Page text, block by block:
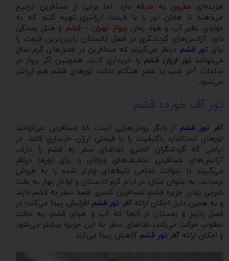
هزینه‌ایمقرون به صرفه دارد. اما برخی از مسافرین ترجیح
می‌دهند تا همان تور را با قیمت ارزانتری تهیه کنند که به
مواردی نظیر آب و هوا، زمان پرواز تهران – قشم و هتل بستگی
دارد. آژانس‌های گردشگری در فصل تابستان پایین‌ترین قیمت را
برای تور قشم درنظر می‌گیرند که مسافرین در فصل‌های گرم سال
می‌توانند تور ارزان قشم را خریداری کنند. همچنین اگر پرواز در
ساعات آخر شب یا عصر هنگام باشد، تورهای قشم هم ارزانتر
می‌شود.
تور آف خورده قشم
آفر تور قشم از دیگر روش‌هایی است که مسافرین می‌توانند
تورهای استاندارد باکیفیت را با قیمتی ارزان خریداری کنند. در
ایامی که گردشگران کمتری تقاضای سفر به قشم را دارند،
آژانس‌های مسافرتی تخفیف‌های ویژه‌ای را برای تورها درنظر
می‌گیرند تا بتوانند تمامی بلیط‌های چارتر شده را به فروش
برسانند. به عنوان مثال: در ایام گرم تابستان و اواخر بهار به علت
شرجی بودن جزیره قشم، مسافرین کمتری قصد سفر به قشم دارند
و به همین دلیل امکان ارائهآفر تور قشم افزایش پیدا می‌کند؛ در
فصل پاییز و زمستان از آنجا که آب و هوای قشم، به حالت
مطلوب حرکت می‌کند، تقاضای سفر به این جزیره بیشتر می‌شود
و امکان ارائه آفر تور قشم کاهش پیدا می‌کند.